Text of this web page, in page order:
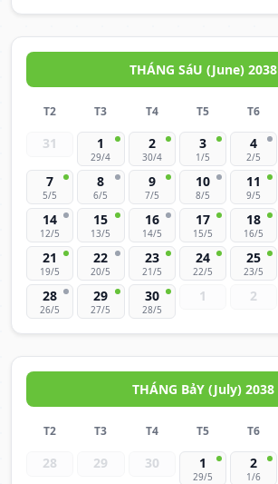
THÁNG SáU (June) 2038
T2 T3 T4 T5 T6
31 1
29/4
2
30/4
3
1/5
4
2/5
7
5/5
8
6/5
9
7/5
10
8/5
11
9/5
14
12/5
15
13/5
16
14/5
17
15/5
18
16/5
21
19/5
22
20/5
23
21/5
24
22/5
25
23/5
28
26/5
29
27/5
30
28/5
1 2
THÁNG BảY (July) 2038
T2 T3 T4 T5 T6
28 29 30 1
29/5
2
1/6